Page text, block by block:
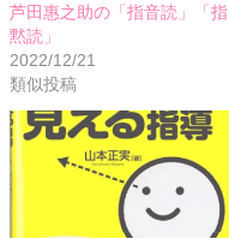
芦田惠之助の「指音読」「指
黙読」
2022/12/21
類似投稿